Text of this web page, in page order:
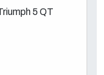
5 QT